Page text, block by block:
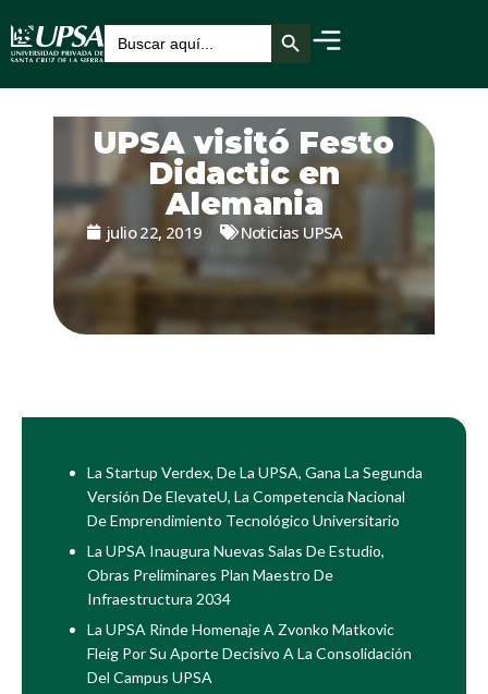
Buscar: Botón de búsqueda
UPSA visitó Festo
Didactic en
Alemania
julio 22, 2019 Noticias UPSA
La Startup Verdex, De La UPSA, Gana La Segunda
Versión De ElevateU, La Competencia Nacional
De Emprendimiento Tecnológico Universitario
La UPSA Inaugura Nuevas Salas De Estudio,
Obras Preliminares Plan Maestro De
Infraestructura 2034
La UPSA Rinde Homenaje A Zvonko Matkovic
Fleig Por Su Aporte Decisivo A La Consolidación
Del Campus UPSA